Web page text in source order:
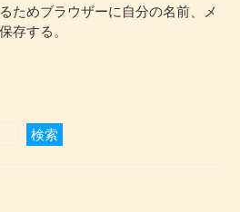
ためブラウザーに自分の名前、メ
存する。